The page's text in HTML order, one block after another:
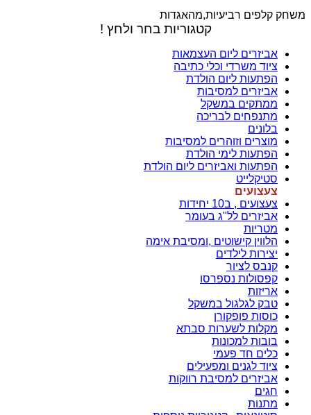
משחק קלפים רביעיות,מהאגדות
קטגוריות בחר ולחץ !
אביזרים ליום העצמאות
ציוד משרדי וכלי כתיבה
הפתעות ליום הולדת
אביזרים למסיבות
ממתקים במשקל
מתנפחים לבריכה
בלונים
מוצרים וזוהרים למסיבות
הפתעות לימי הולדת
הפתעות ואביזרים ליום הולדת
סטיקלייט
צעצועים
צעצועים , ב10 יחידות
אביזרים לל"ג בעומר
מטריות
הלווין קישוטים ,ומסיבת אימה
יצירות לילדים
קנבס לציור
קפסולות נספרסו
אריזות
טבק לגלגול במשקל
כוסות פופקורן
מקלות לשערות סבתא
בובות למכונות
כלים חד פעמי
ציוד לגנים ומפעילים
אביזרים למסיבת רווקות
חגים
מתנות